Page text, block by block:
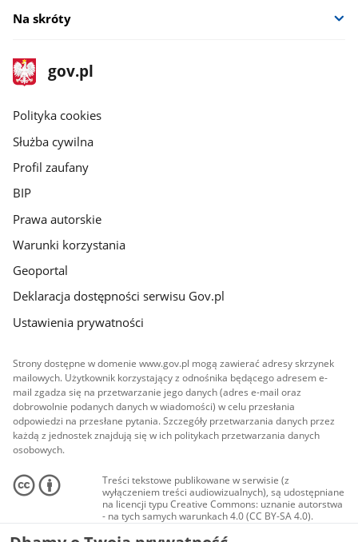
Na skróty
stopka
gov.pl
Strona
gov.pl
gov.pl
Polityka cookies
Służba cywilna
Profil zaufany
BIP
Prawa autorskie
Warunki korzystania
Geoportal
Deklaracja dostępności serwisu Gov.pl
Ustawienia prywatności
Strony dostępne w domenie www.gov.pl mogą zawierać adresy skrzynek
mailowych. Użytkownik korzystający z odnośnika będącego adresem e-
mail zgadza się na przetwarzanie jego danych (adres e-mail oraz
dobrowolnie podanych danych w wiadomości) w celu przesłania
odpowiedzi na przesłane pytania. Szczegóły przetwarzania danych przez
każdą z jednostek znajdują się w ich politykach przetwarzania danych
osobowych.
Treści tekstowe publikowane w serwisie (z
wyłączeniem treści audiowizualnych), są udostępniane
na licencji typu Creative Commons: uznanie autorstwa
- na tych samych warunkach 4.0 (CC BY-SA 4.0).
Materiały audiowizualne, w tym zdjęcia, materiały